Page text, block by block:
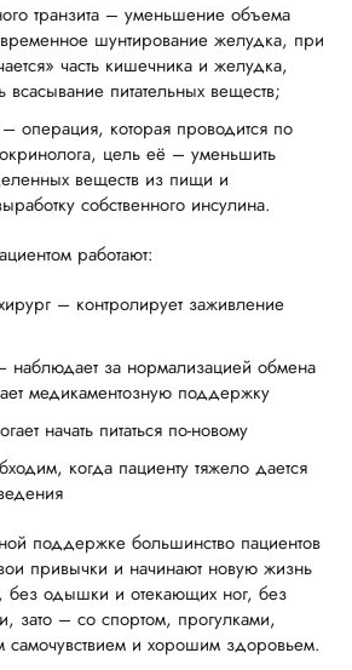
транзита – уменьшение объема
шунтирование желудка, при
часть кишечника и желудка,
всасывание питательных веществ;
операция, которая проводится по
цель её – уменьшить
веществ из пищи и
собственного инсулина.
работают:
– контролирует заживление
наблюдает за нормализацией обмена
медикаментозную поддержку
начать питаться по-новому
когда пациенту тяжело дается
поддержке большинство пациентов
привычки и начинают новую жизнь
без одышки и отекающих ног, без
зато – со спортом, прогулками,
и хорошим здоровьем.